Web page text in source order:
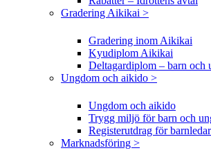
Gradering Aikikai >
Gradering inom Aikikai
Kyudiplom Aikikai
Deltagardiplom – barn och
Ungdom och aikido >
Ungdom och aikido
Trygg miljö för barn och
Registerutdrag för
Marknadsföring >